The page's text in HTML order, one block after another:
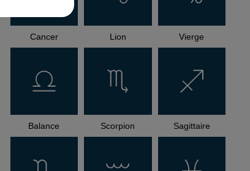
Cancer Lion Vierge
Balance Scorpion Sagittaire